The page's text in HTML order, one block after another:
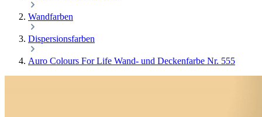
Wandfarben
Dispersionsfarben
Auro Colours For Life Wand- und Deckenfarbe Nr. 555